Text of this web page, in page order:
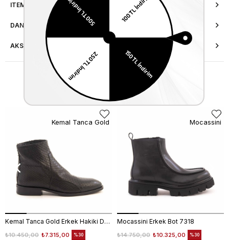
ITEM FEATURES
DANIŞMA HATTI
AKSESUAR ONARIMI
Similar Items
Kemal Tanca Gold Erkek Hakiki Deri Tpu Taban Siyah Bot
₺7.315,00
₺10.450,00 %30
Kemal Tanca Gold
Mocassini Erkek Bot 7318
₺10.325,00
₺14.750,00 %30
Mocassini